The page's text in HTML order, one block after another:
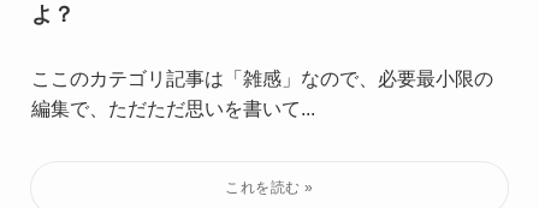
よ？
ここのカテゴリ記事は「雑感」なので、必要最小限の
編集で、ただただ思いを書いて...